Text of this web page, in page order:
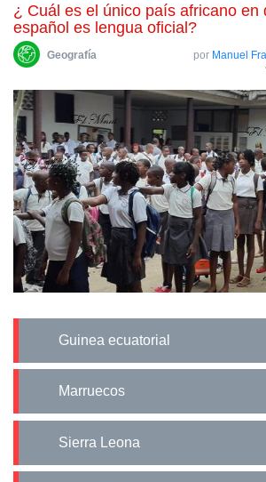
¿ Cuál es el único país africano en
español es lengua oficial?
Geografía por Manuel
Guinea ecuatorial
Marruecos
Sierra Leona